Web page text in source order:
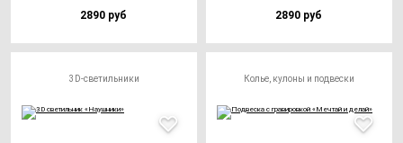
2890 руб 2890 руб
3D-светильники Колье, кулоны и подвески